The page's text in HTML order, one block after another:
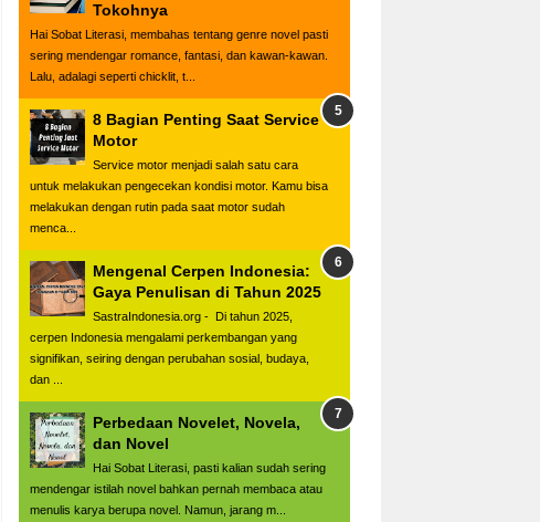
Tokohnya
Hai Sobat Literasi, membahas tentang genre novel pasti
sering mendengar romance, fantasi, dan kawan-kawan.
Lalu, adalagi seperti chicklit, t...
8 Bagian Penting Saat Service
Motor
Service motor menjadi salah satu cara
untuk melakukan pengecekan kondisi motor. Kamu bisa
melakukan dengan rutin pada saat motor sudah
menca...
Mengenal Cerpen Indonesia:
Gaya Penulisan di Tahun 2025
SastraIndonesia.org - Di tahun 2025,
cerpen Indonesia mengalami perkembangan yang
signifikan, seiring dengan perubahan sosial, budaya,
dan ...
Perbedaan Novelet, Novela,
dan Novel
Hai Sobat Literasi, pasti kalian sudah sering
mendengar istilah novel bahkan pernah membaca atau
menulis karya berupa novel. Namun, jarang m...